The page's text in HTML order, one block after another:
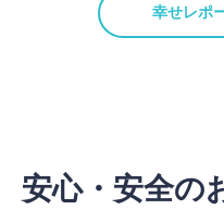
幸せレポ
安心・安全の